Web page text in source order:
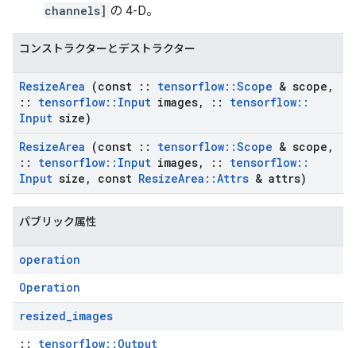
channels] の 4-D。
コンストラクターとデストラクター
ResizeArea (const :: tensorflow::Scope & scope ,
::
tensorflow:: Input images, :: tensorflow::
Input size)
ResizeArea (const :: tensorflow::Scope & scope ,
::
tensorflow:: Input images, :: tensorflow::
Input size , const ResizeArea ::Attrs & attrs)
パブリック属性
operation
Operation
resized_images
:: tensorflow::Output